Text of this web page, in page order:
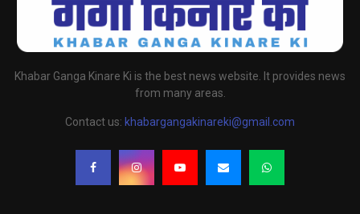
Khabar Ganga Kinare Ki is the best news website. It provides news
from many areas.
Contact us: khabargangakinareki@gmail.com